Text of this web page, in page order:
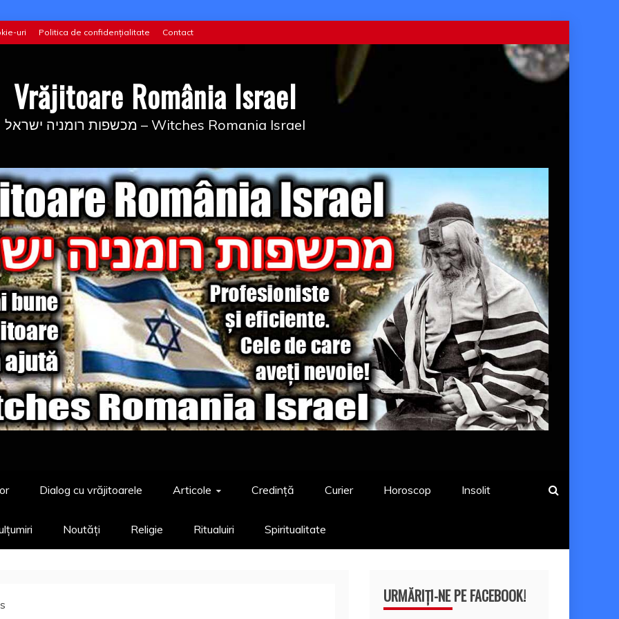
uri Politica de confidențialitate Contact
Vrăjitoare România Israel
מכשפות רומניה ישראל – Witches Romania Israel
Dialog cu vrăjitoarele Articole Credință Curier Horoscop Insolit
Noutăți Religie Ritualuiri Spiritualitate
URMĂRIȚI-NE PE FACEBOOK!